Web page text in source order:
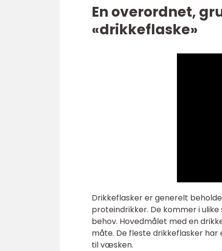
En overordnet,
«drikkeflaske»
Drikkeflasker er generelt
proteindrikker. De kommer i
behov. Hovedmålet med en
måte. De fleste drikkeflasker
til væsken.